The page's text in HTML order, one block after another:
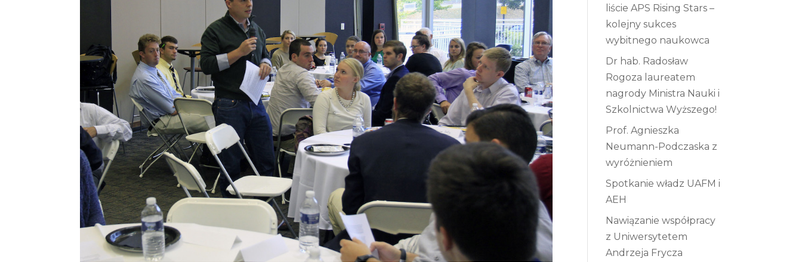
liście APS Rising Stars –
kolejny sukces
wybitnego naukowca
Dr hab. Radosław
Rogoza laureatem
nagrody Ministra Nauki i
Szkolnictwa Wyższego!
Prof. Agnieszka
Neumann-Podczaska z
wyróżnieniem
Spotkanie władz UAFM i
AEH
Nawiązanie współpracy
z Uniwersytetem
Andrzeja Frycza